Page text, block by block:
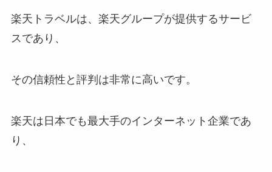
楽天トラベルは、楽天グループが提供するサービ
スであり、
その信頼性と評判は非常に高いです。
楽天は日本でも最大手のインターネット企業であ
り、